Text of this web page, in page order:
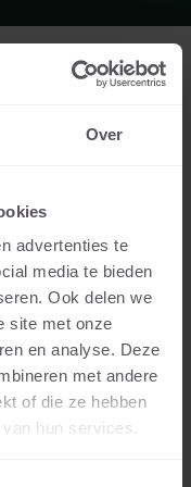
Over
advertenties te
media te bieden
Ook delen we
site met onze
en analyse. Deze
met andere
of die ze hebben
hun services.
1000X1000